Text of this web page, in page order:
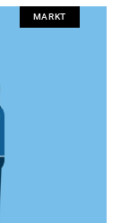
MARKT